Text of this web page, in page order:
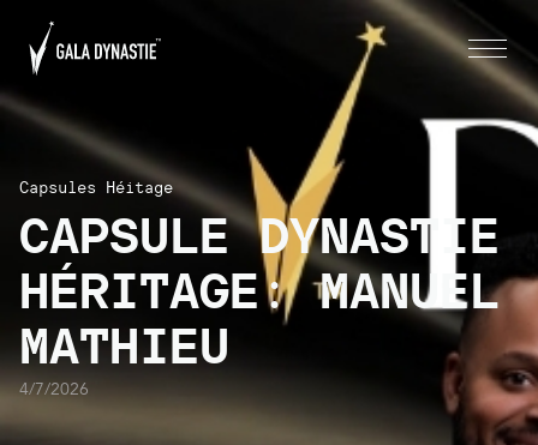
Capsules Héitage
CAPSULE DYNASTIE
HÉRITAGE: MANUEL
MATHIEU
4/7/2026